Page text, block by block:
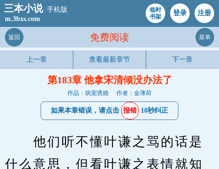
三本小说 手机版
m.3bxs.com
临时
书架
登录 注册
免费阅读
返回 菜单
上一章 查看最新章节 下一章
第183章 他拿宋清倾没办法了
作品：病宠诱婚 作者：金薄荷
如果本章错误，请点击 报错 10秒纠正
他们听不懂叶谦之骂的话是
什么意思，但看叶谦之表情就知